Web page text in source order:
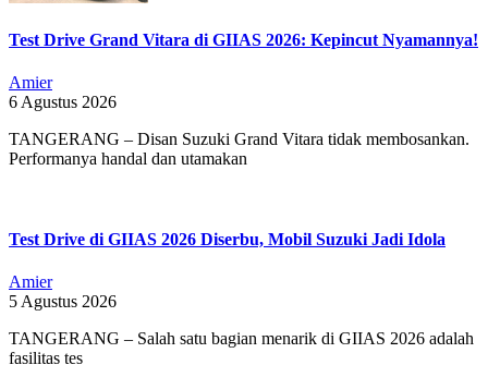
Test Drive Grand Vitara di GIIAS 2026: Kepincut Nyamannya!
Amier
6 Agustus 2026
TANGERANG – Disan Suzuki Grand Vitara tidak membosankan.
Performanya handal dan utamakan
Test Drive di GIIAS 2026 Diserbu, Mobil Suzuki Jadi Idola
Amier
5 Agustus 2026
TANGERANG – Salah satu bagian menarik di GIIAS 2026 adalah
fasilitas tes